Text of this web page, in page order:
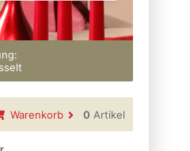
Warenkorb 0 Artikel